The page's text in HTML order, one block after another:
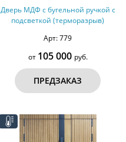
Дверь МДФ с бугельной ручкой с
подсветкой (терморазрыв)
Арт: 779
от 105 000 руб.
ПРЕДЗАКАЗ